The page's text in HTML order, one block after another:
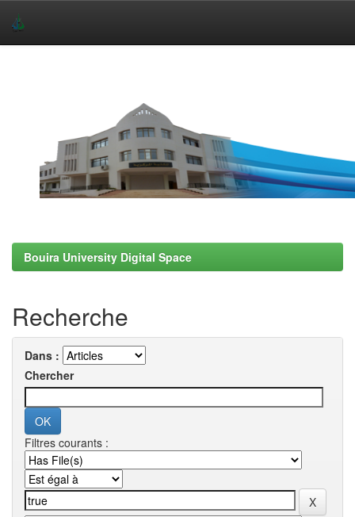
Bouira University Digital Space
Recherche
Dans :
Chercher
Filtres courants :